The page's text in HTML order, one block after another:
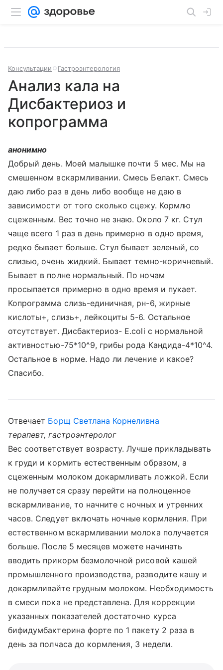
Консультации Гастроэнтерология
Анализ кала на
Дисбактериоз и
копрограмма
анонимно
Добрый день. Моей малышке почти 5 мес. Мы на
смешенном вскармливании. Смесь Белакт. Смесь
даю либо раз в день либо вообще не даю в
зависимости от того сколько сцежу. Кормлю
сцеженным. Вес точно не знаю. Около 7 кг. Стул
чаще всего 1 раз в день примерно в одно время,
редко бывает больше. Стул бывает зеленый, со
слизью, очень жидкий. Бывает темно-коричневый.
Бывает в полне нормальный. По ночам
просыпается примерно в одно время и пукает.
Копрограмма слизь-единичная, рн-6, жирные
кислоты+, слизь+, лейкоциты 5-6. Остальное
отсутствует. Дисбактериоз- E.coli с нормальной
активностью-75*10^9, грибы рода Кандида-4*10^4.
Остальное в норме. Надо ли лечение и какое?
Спасибо.
Отвечает Борщ Светлана Корнеливна
терапевт, гастроэнтеролог
Вес соответствует возрасту. Лучше прикладывать
к груди и кормить естественным образом, а
сцеженным молоком докармливать ложкой. Если
не получается сразу перейти на полноценное
вскармливание, то начните с ночных и утренних
часов. Следует включать ночные кормления. При
естественном вскармливании молока получается
больше. После 5 месяцев можете начинать
вводить прикорм безмолочной рисовой кашей
промышленного производства, разводите кашу и
докармливайте грудным молоком. Необходимость
в смеси пока не представлена. Для коррекции
указанных показателей достаточно курса
бифидумбактерина форте по 1 пакету 2 раза в
день за полчаса до кормления, 3 недели.